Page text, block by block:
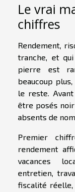
Le vrai
chiffres
Rendement,
tranche, et
pierre est
beaucoup
le reste.
être posés
absents de
Premier
rendement
vacances
entretien,
fiscalité réelle,